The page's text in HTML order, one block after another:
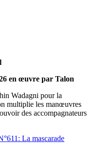
en œuvre par Talon
Wadagni pour la
multiplie les manœuvres
des accompagnateurs
La mascarade